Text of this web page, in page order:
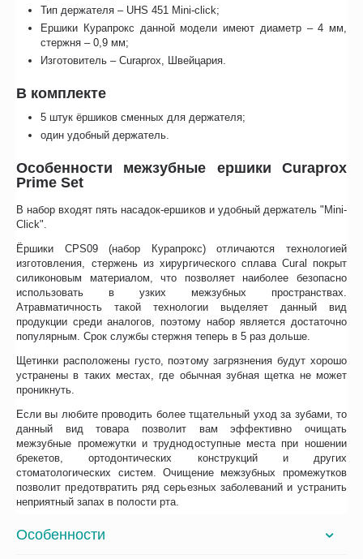
Тип держателя – UHS 451 Mini-click;
Ершики Курапрокс данной модели имеют диаметр – 4 мм,
стержня – 0,9 мм;
Изготовитель – Curaprox, Швейцария.
В комплекте
5 штук ёршиков сменных для держателя;
один удобный держатель.
Особенности межзубные ершики Curaprox
Prime Set
В набор входят пять насадок-ершиков и удобный держатель "Mini-
Click".
Ёршики CPS09 (набор Курапрокс) отличаются технологией
изготовления, стержень из хирургического сплава Cural покрыт
силиконовым материалом, что позволяет наиболее безопасно
использовать в узких межзубных пространствах.
Атравматичность такой технологии выделяет данный вид
продукции среди аналогов, поэтому набор является достаточно
популярным. Срок службы стержня теперь в 5 раз дольше.
Щетинки расположены густо, поэтому загрязнения будут хорошо
устранены в таких местах, где обычная зубная щетка не может
проникнуть.
Если вы любите проводить более тщательный уход за зубами, то
данный вид товара позволит вам эффективно очищать
межзубные промежутки и труднодоступные места при ношении
брекетов, ортодонтических конструкций и других
стоматологических систем. Очищение межзубных промежутков
позволит предотвратить ряд серьезных заболеваний и устранить
неприятный запах в полости рта.
Особенности